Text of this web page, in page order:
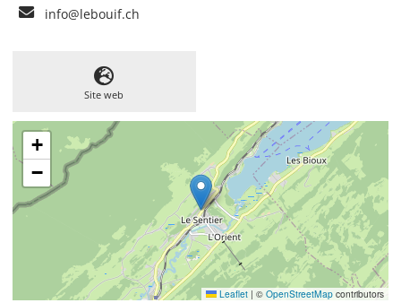
info@lebouif.ch
Site web
+
−
Leaflet | ©OpenStreetMap contributors